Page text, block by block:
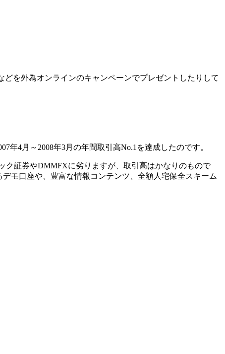
を外為オンラインのキャンペーンでプレゼントしたりして
年4月～2008年3月の年間取引高No.1 を達成したのです。
ク証券やDMMFXに劣りますが、取引高はかなりのもので
モ口座や、豊富な情報コンテンツ、全額人宅保全スキーム